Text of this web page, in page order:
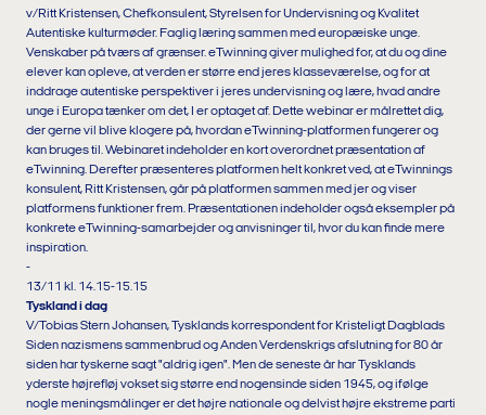
v/Ritt Kristensen, Chefkonsulent, Styrelsen for Undervisning og Kvalitet
Autentiske kulturmøder. Faglig læring sammen med europæiske unge.
Venskaber på tværs af grænser. eTwinning giver mulighed for, at du og dine
elever kan opleve, at verden er større end jeres klasseværelse, og for at
inddrage autentiske perspektiver i jeres undervisning og lære, hvad andre
unge i Europa tænker om det, I er optaget af. Dette webinar er målrettet dig,
der gerne vil blive klogere på, hvordan eTwinning-platformen fungerer og
kan bruges til. Webinaret indeholder en kort overordnet præsentation af
eTwinning. Derefter præsenteres platformen helt konkret ved, at eTwinnings
konsulent, Ritt Kristensen, går på platformen sammen med jer og viser
platformens funktioner frem. Præsentationen indeholder også eksempler på
konkrete eTwinning-samarbejder og anvisninger til, hvor du kan finde mere
inspiration.
-
13/11 kl. 14.15-15.15
Tyskland i dag
V/Tobias Stern Johansen, Tysklands korrespondent for Kristeligt Dagblads
Siden nazismens sammenbrud og Anden Verdenskrigs afslutning for 80 år
siden har tyskerne sagt "aldrig igen". Men de seneste år har Tysklands
yderste højrefløj vokset sig større end nogensinde siden 1945, og ifølge
nogle meningsmålinger er det højre nationale og delvist højre ekstreme parti